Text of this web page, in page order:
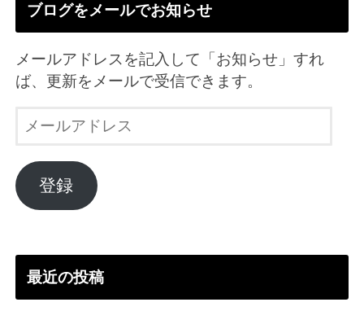
ブログをメールでお知らせ
メールアドレスを記入して「お知らせ」すれ
ば、更新をメールで受信できます。
ル
ア
ド
登録
最近の投稿